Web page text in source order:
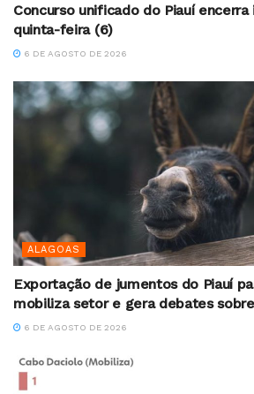
Concurso unificado do Piauí
quinta-feira (6)
6 DE AGOSTO DE 2026
ALAGOAS
Exportação de jumentos do Piauí
mobiliza setor e gera debates
6 DE AGOSTO DE 2026